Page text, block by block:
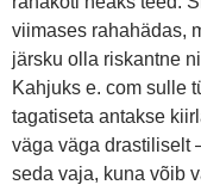
viimases rahahädas,
järsku olla riskantne
Kahjuks e. com sulle
tagatiseta antakse
väga väga drastiliselt
seda vaja, kuna võib